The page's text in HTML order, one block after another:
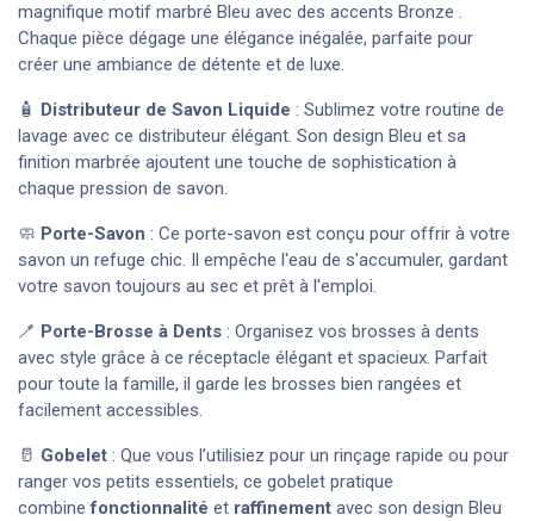
magnifique motif marbré Bleu avec des accents Bronze .
Chaque pièce dégage une élégance inégalée, parfaite pour
créer une ambiance de détente et de luxe.
🧴 Distributeur de Savon Liquide : Sublimez votre routine de
lavage avec ce distributeur élégant. Son design Bleu et sa
finition marbrée ajoutent une touche de sophistication à
chaque pression de savon.
🧼 Porte-Savon : Ce porte-savon est conçu pour offrir à votre
savon un refuge chic. Il empêche l'eau de s'accumuler, gardant
votre savon toujours au sec et prêt à l'emploi.
🪥 Porte-Brosse à Dents : Organisez vos brosses à dents
avec style grâce à ce réceptacle élégant et spacieux. Parfait
pour toute la famille, il garde les brosses bien rangées et
facilement accessibles.
🥛 Gobelet : Que vous l’utilisiez pour un rinçage rapide ou pour
ranger vos petits essentiels, ce gobelet pratique
combinefonctionnalité et raffinement avec son design Bleu